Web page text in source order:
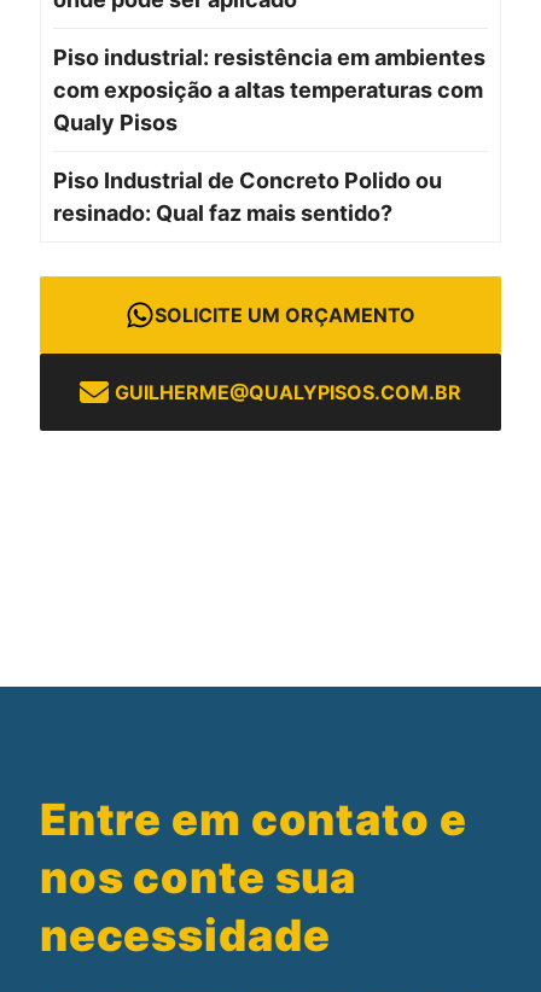
Piso industrial: resistência em ambientes
com exposição a altas temperaturas com
Qualy Pisos
Piso Industrial de Concreto Polido ou
resinado: Qual faz mais sentido?
SOLICITE UM ORÇAMENTO
GUILHERME@QUALYPISOS.COM.BR
Entre em contato e
nos conte sua
necessidade